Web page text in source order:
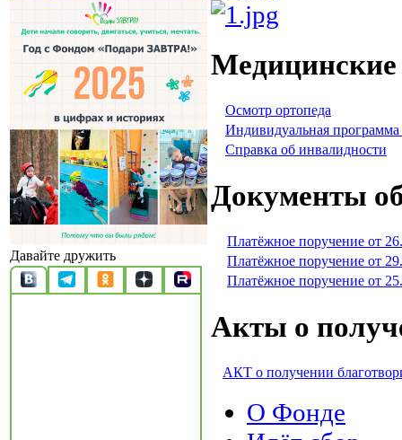
Давайте дружить
Осмотр ортопеда
Индивидуальная
Справка об инвалидности
Документы
Платёжное поручение от
Платёжное поручение от
Платёжное поручение от
Акты о
АКТ о получении
О Фонде